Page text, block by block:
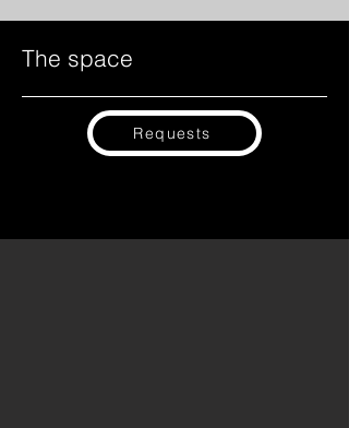
The space
Requests